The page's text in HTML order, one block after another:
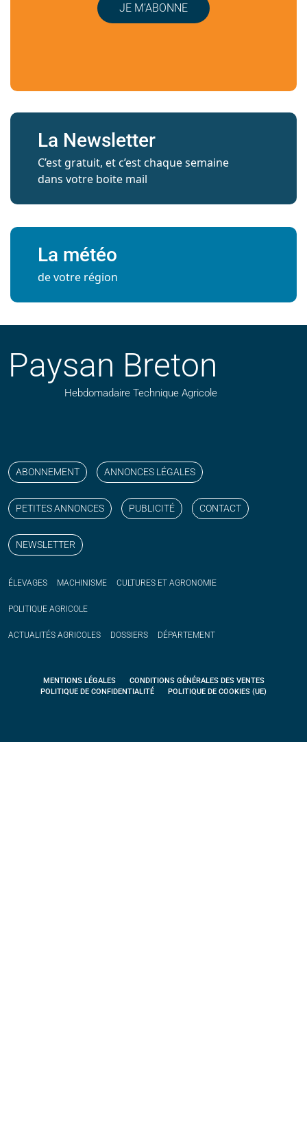
JE M’ABONNE
La Newsletter
C’est gratuit, et c’est chaque semaine
dans votre boite mail
La météo
de votre région
Paysan Breton
Hebdomadaire Technique Agricole
ABONNEMENT ANNONCES LÉGALES
PETITES ANNONCES PUBLICITÉ CONTACT
NEWSLETTER
ÉLEVAGES MACHINISME CULTURES ET AGRONOMIE
POLITIQUE AGRICOLE
ACTUALITÉS AGRICOLES DOSSIERS DÉPARTEMENT
MENTIONS LÉGALES
CONDITIONS GÉNÉRALES DES VENTES
POLITIQUE DE CONFIDENTIALITÉ
POLITIQUE DE COOKIES (UE)